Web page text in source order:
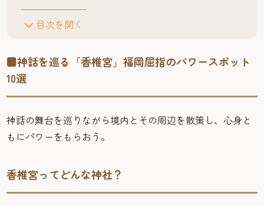
目次を開く
■神話を巡る「香椎宮」福岡屈指のパワースポット
10選
神話の舞台を巡りながら境内とその周辺を散策し、心身と
もにパワーをもらおう。
香椎宮ってどんな神社？